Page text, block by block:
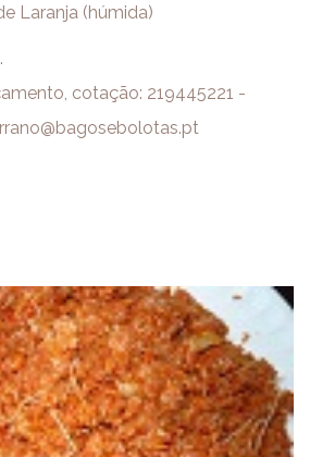
Laranja (húmida)
cotação: 219445221 -